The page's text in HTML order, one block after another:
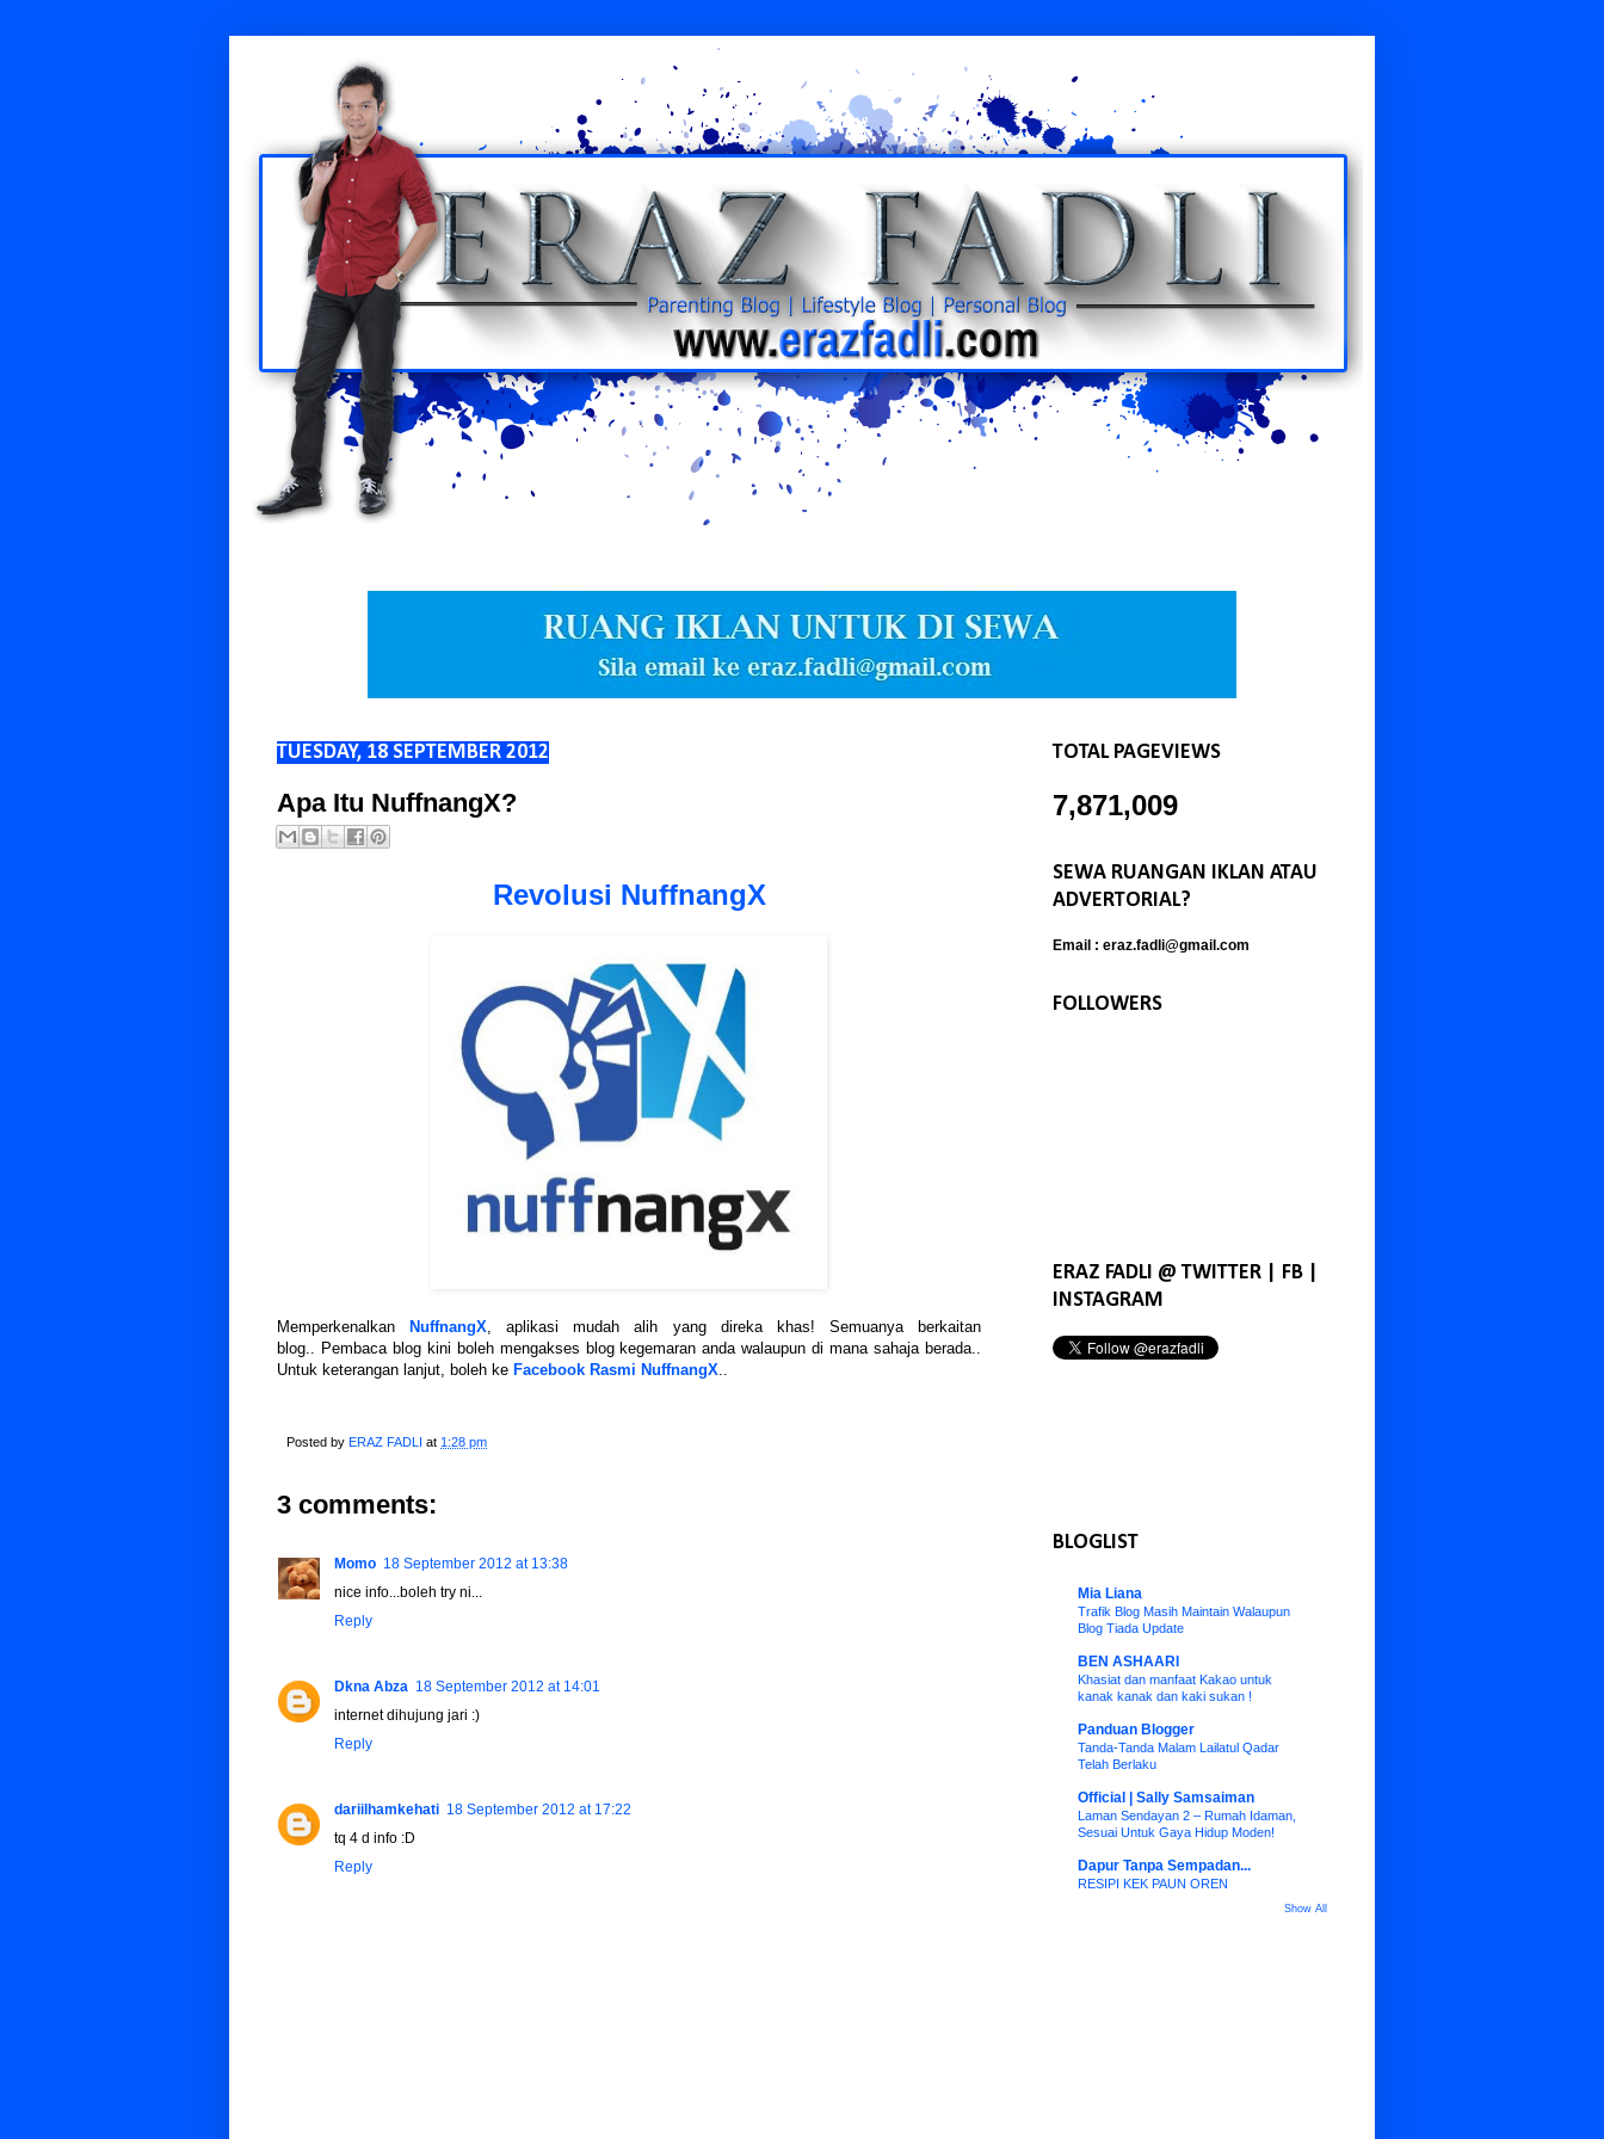
TUESDAY, 18 SEPTEMBER 2012
Apa Itu NuffnangX?
Revolusi NuffnangX
MemperkenalkanNuffnangX , aplikasi mudah alih yang direka khas! Semuanya berkaitan
blog.. Pembaca blog kini boleh mengakses blog kegemaran anda walaupun di mana sahaja berada..
Untuk keterangan lanjut, boleh ke Facebook Rasmi NuffnangX
Posted by ERAZ FADLI at 1:28 pm
3 comments:
Momo 18 September 2012 at 13:38
nice info...boleh try ni...
Reply
Dkna Abza 18 September 2012 at 14:01
internet dihujung jari :)
Reply
dariilhamkehati 18 September 2012 at 17:22
tq 4 d info :D
Reply
TOTAL PAGEVIEWS
7,871,009
SEWA RUANGAN IKLAN ATAU
ADVERTORIAL?
Email : eraz.fadli@gmail.com
FOLLOWERS
ERAZ FADLI @ TWITTER | FB |
INSTAGRAM
BLOGLIST
Mia Liana
Trafik Blog Masih Maintain Walaupun
Blog Tiada Update
BEN ASHAARI
Khasiat dan manfaat Kakao untuk
kanak kanak dan kaki sukan !
Panduan Blogger
Tanda-Tanda Malam Lailatul Qadar
Telah Berlaku
Official | Sally Samsaiman
Laman Sendayan 2 – Rumah Idaman,
Sesuai Untuk Gaya Hidup Moden!
Dapur Tanpa Sempadan...
RESIPI KEK PAUN OREN
Show All